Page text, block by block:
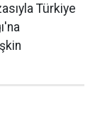
Türkiye